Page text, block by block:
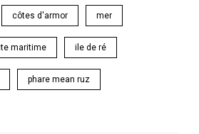
côtes d'armor mer
maritime ile de ré
phare mean ruz